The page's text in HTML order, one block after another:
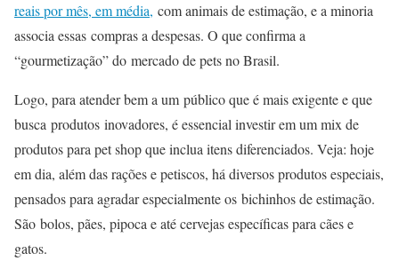
reais por mês, em média, com animais de estimação, e a minoria
associa essas compras a despesas. O que confirma a
“gourmetização” do mercado de pets no Brasil.
Logo, para atender bem a um público que é mais exigente e que
busca produtos inovadores, é essencial investir em um mix de
produtos para pet shop que inclua itens diferenciados. Veja: hoje
em dia, além das rações e petiscos, há diversos produtos especiais,
pensados para agradar especialmente os bichinhos de estimação.
São bolos, pães, pipoca e até cervejas específicas para cães e
gatos.